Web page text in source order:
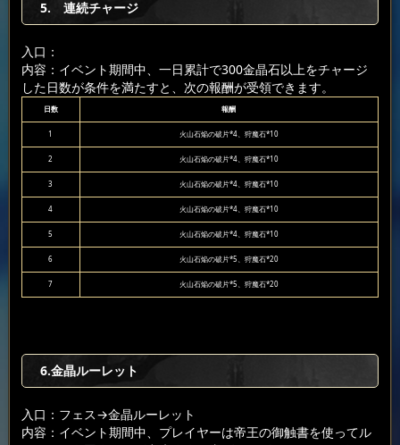
5. 連続チャージ
入口：
内容：イベント期間中、一日累計で300金晶石以上をチャージ
した日数が条件を満たすと、次の報酬が受領できます。
日数 報酬
1 火山石焔の破片*4、狩魔石*10
2 火山石焔の破片*4、狩魔石*10
3 火山石焔の破片*4、狩魔石*10
4 火山石焔の破片*4、狩魔石*10
5 火山石焔の破片*4、狩魔石*10
6 火山石焔の破片*5、狩魔石*20
7 火山石焔の破片*5、狩魔石*20
6.金晶ルーレット
入口：フェス→金晶ルーレット
内容：イベント期間中、プレイヤーは帝王の御触書を使ってル